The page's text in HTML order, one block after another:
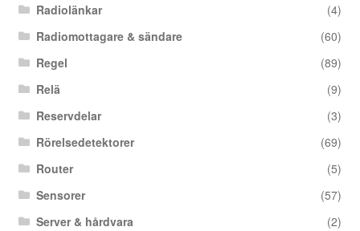
Radiolänkar
(4)
Radiomottagare & sändare
(60)
Regel
(89)
Relä
(9)
Reservdelar
(3)
Rörelsedetektorer
(69)
Router
(5)
Sensorer
(57)
Server & hårdvara
(2)